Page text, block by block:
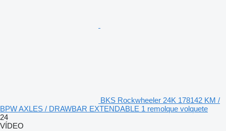
BKS Rockwheeler 24K 178142 KM /
BPW AXLES / DRAWBAR EXTENDABLE 1 remolque volquete
24
VÍDEO